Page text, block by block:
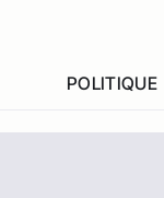
POLITIQUE